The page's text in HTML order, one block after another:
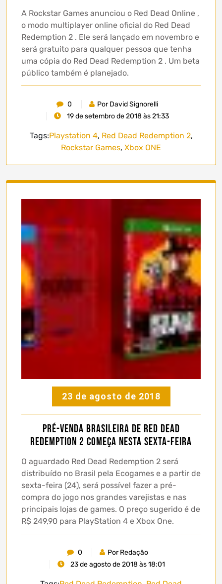
A Rockstar Games anunciou o Red Dead Online ,
o modo multiplayer online oficial do Red Dead
Redemption 2 . Ele será lançado em novembro e
será gratuito para qualquer pessoa que tenha
uma cópia do Red Dead Redemption 2 . Um beta
público também é planejado.
0
Por David Signorelli
19 de setembro de 2018 às 21:33
Tags:Playstation 4, Red Dead Redemption 2,
Rockstar Games, Xbox ONE
23 de agosto de 2018
Pré-venda brasileira de Red Dead
Redemption 2 começa nesta sexta-feira
O aguardado Red Dead Redemption 2 será
distribuído no Brasil pela Ecogames e a partir de
sexta-feira (24), será possível fazer a pré-
compra do jogo nos grandes varejistas e nas
principais lojas de games. O preço sugerido é de
R$ 249,90 para PlayStation 4 e Xbox One.
0
Por Redação
23 de agosto de 2018 às 18:01